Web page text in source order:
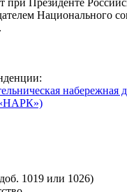
при Президенте
Национального
набережная
1019 или 1026)